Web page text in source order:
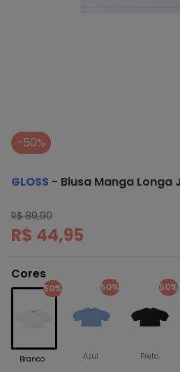
-50%
GLOSS - Blusa Manga Longa
R$ 89,90
R$ 44,95
Cores
50%
Branco
50%
Azul
50%
Preto